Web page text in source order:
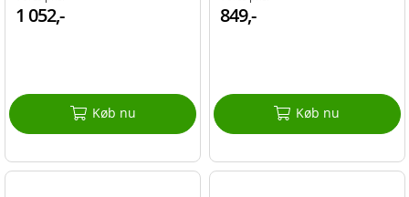
1 052,-
Køb nu
849,-
Køb nu